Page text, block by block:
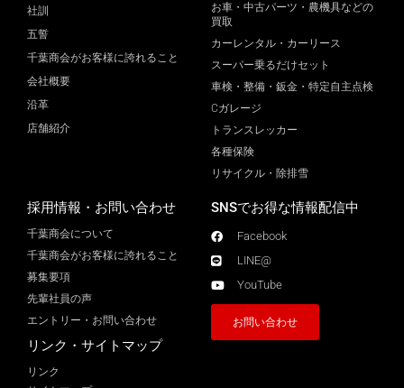
社訓
五誓
千葉商会がお客様に誇れること
会社概要
沿革
店舗紹介
お車・中古パーツ・農機具などの
買取
カーレンタル・カーリース
スーパー乗るだけセット
車検・整備・鈑金・特定自主点検
Cガレージ
トランスレッカー
各種保険
リサイクル・除排雪
採用情報・お問い合わせ
千葉商会について
千葉商会がお客様に誇れること​
募集要項
先輩社員の声
エントリー・お問い合わせ
リンク・サイトマップ
リンク
SNSでお得な情報配信中
Facebook
LINE@
YouTube
お問い合わせ